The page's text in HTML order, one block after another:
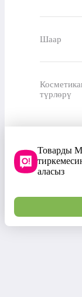
Шаар
түрлөрү
Товарды
аласыз